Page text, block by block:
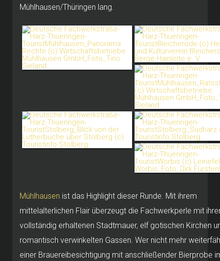
Mühlhausen/Thüringen lang.
Mühlhausen ist das Highlight dieser Runde. Mit ihrem
mittelalterlichen Flair überzeugt die Fachwerkperle mit
vollständig erhaltenen Stadtmauer, elf gotischen Kirchen
romantisch verwinkelten Gassen. Wer nicht mehr
einer Brauereibesichtigung mit anschließender Bierprobe